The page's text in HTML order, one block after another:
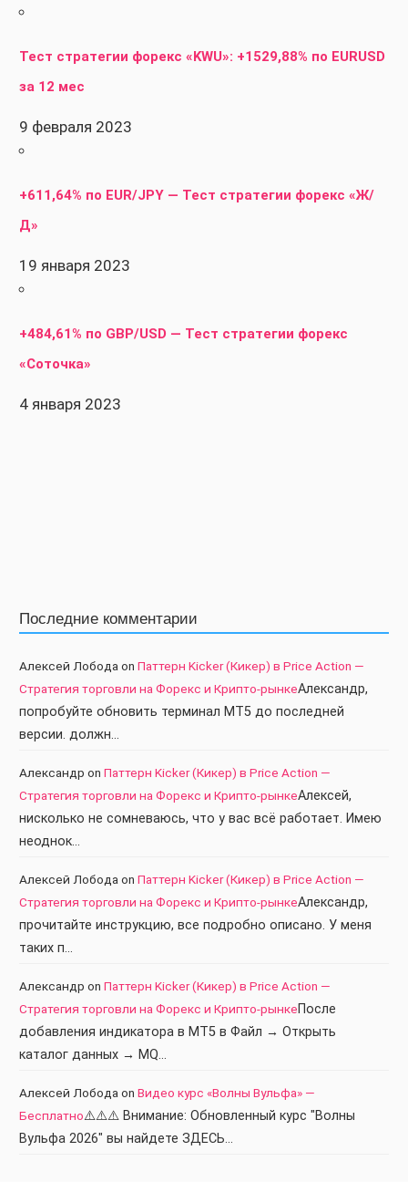
Тест стратегии форекс «KWU»: +1529,88% по EURUSD
за 12 мес
9 февраля 2023
+611,64% по EUR/JPY — Тест стратегии форекс «Ж/
Д»
19 января 2023
+484,61% по GBP/USD — Тест стратегии форекс
«Соточка»
4 января 2023
Последние комментарии
Алексей Лобода on Паттерн Kicker (Кикер) в Price Action —
Стратегия торговли на Форекс и Крипто-рынкеАлександр,
попробуйте обновить терминал МТ5 до последней
версии. должн…
Александр on Паттерн Kicker (Кикер) в Price Action —
Стратегия торговли на Форекс и Крипто-рынкеАлексей,
нисколько не сомневаюсь, что у вас всё работает. Имею
неоднок…
Алексей Лобода on Паттерн Kicker (Кикер) в Price Action —
Стратегия торговли на Форекс и Крипто-рынкеАлександр,
прочитайте инструкцию, все подробно описано. У меня
таких п…
Александр on Паттерн Kicker (Кикер) в Price Action —
Стратегия торговли на Форекс и Крипто-рынкеПосле
добавления индикатора в МТ5 в Файл → Открыть
каталог данных → MQ…
Алексей Лобода on Видео курс «Волны Вульфа» —
Бесплатно⚠️⚠️⚠️ Внимание: Обновленный курс "Волны
Вульфа 2026" вы найдете ЗДЕСЬ…